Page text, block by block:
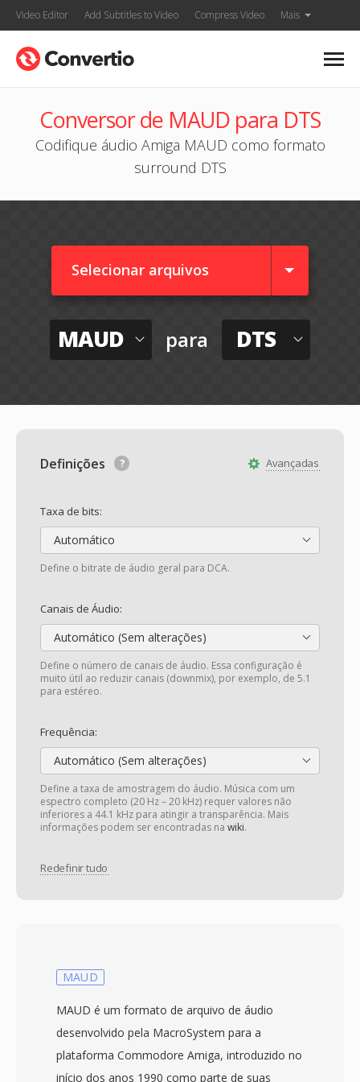
Video Editor Add Subtitles to Video Compress Video Mais
Conversor de MAUD para DTS
Codifique áudio Amiga MAUD como formato
surround DTS
Selecionar arquivos
MAUD para DTS
Avançadas
Definições
Taxa de bits:
Automático
Define o bitrate de áudio geral para DCA.
Canais de Áudio:
Automático (Sem alterações)
Define o número de canais de áudio. Essa configuração é
muito útil ao reduzir canais (downmix), por exemplo, de 5.1
para estéreo.
Frequência:
Automático (Sem alterações)
Define a taxa de amostragem do áudio. Música com um
espectro completo (20 Hz – 20 kHz) requer valores não
inferiores a 44.1 kHz para atingir a transparência. Mais
informações podem ser encontradas na wiki.
Redefinir tudo
MAUD
MAUD é um formato de arquivo de áudio
desenvolvido pela MacroSystem para a
plataforma Commodore Amiga, introduzido no
início dos anos 1990 como parte de suas